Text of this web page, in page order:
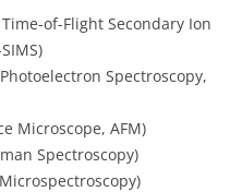
of-Flight Secondary Ion
Spectroscopy,
Microscope, AFM)
Spectroscopy)